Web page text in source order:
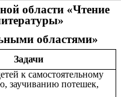
области «Чтение
областями»
Задачи
к самостоятельному
заучиванию потешек,